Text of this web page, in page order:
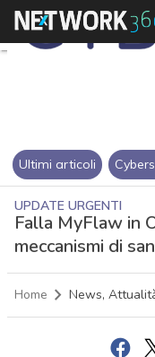
Ultimi articoli
UPDATE URGENTI
Falla MyFlaw in
meccanismi di
Home News,